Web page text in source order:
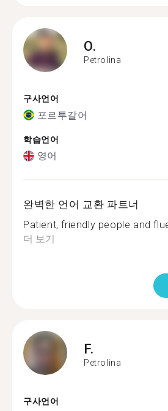
O.
Petrolina
구사언어
포르투갈어
학습언어
영어
완벽한 언어 교환 파트너
Patient, friendly people and
더 보기
F.
Petrolina
구사언어